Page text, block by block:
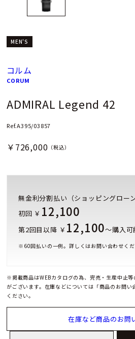
MEN'S
コルム
CORUM
ADMIRAL Legend 42
Ref.A395/03857
￥726,000 （税込）
無金利分割払い（ショッピングロー
初回 ￥ 12,100
第2回目以降 ￥ 12,100～購入可
※ 60回払いの一例。詳しくはお問い合わせく
※掲載商品はWEBカタログの為、完売・生産中止
がございます。在庫などについては「商品のお問
ください。
在庫など商品のお問